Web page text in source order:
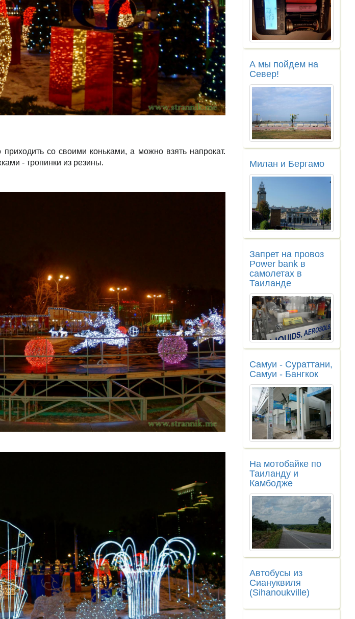
со своими коньками, а можно взять напрокат.
- тропинки из резины.
А мы пойдем на
Север!
Милан и Бергамо
Запрет на провоз
Power bank в
самолетах в
Таиланде
Самуи - Сураттани,
Самуи - Бангкок
На мотобайке по
Таиланду и
Камбодже
Автобусы из
Сиануквиля
(Sihanoukville)